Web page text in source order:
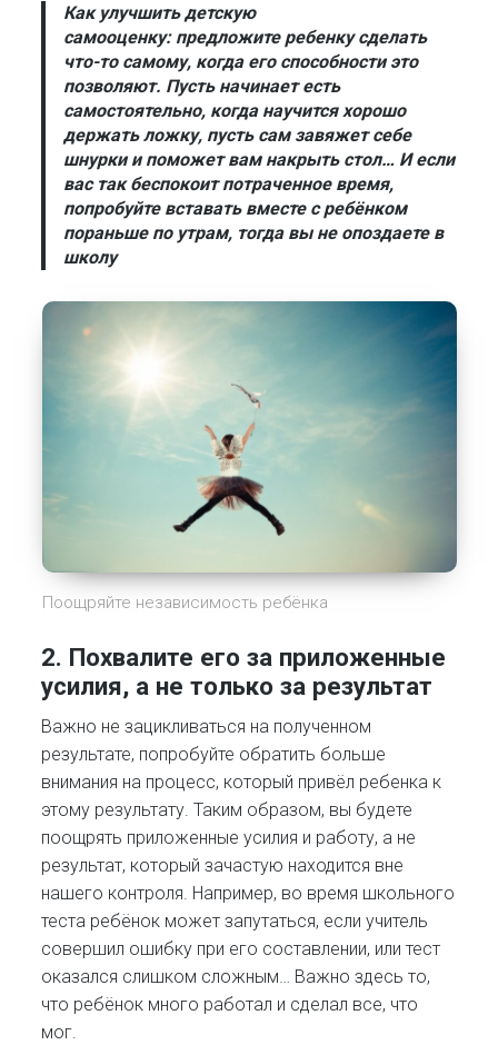
Как улучшить детскую
самооценку:предложите ребенку сделать
что-то самому, когда его способности это
позволяют. Пусть начинает есть
самостоятельно, когда научится хорошо
держать ложку, пусть сам завяжет себе
шнурки и поможет вам накрыть стол… И если
вас так беспокоит потраченное время,
попробуйте вставать вместе с ребёнком
пораньше по утрам, тогда вы не опоздаете в
школу
Поощряйте независимость ребёнка
2. Похвалите его за приложенные
усилия, а не только за результат
Важно не зацикливаться на полученном
результате, попробуйте обратить больше
внимания на процесс, который привёл ребенка к
этому результату. Таким образом, вы будете
поощрять приложенные усилия и работу, а не
результат, который зачастую находится вне
нашего контроля. Например, во время школьного
теста ребёнок может запутаться, если учитель
совершил ошибку при его составлении, или тест
оказался слишком сложным… Важно здесь то,
что ребёнок много работал и сделал все, что
мог.